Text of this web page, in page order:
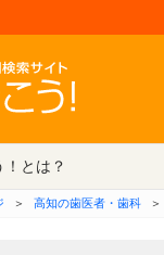
とは？
＞ 高知の歯医者・歯科 ＞